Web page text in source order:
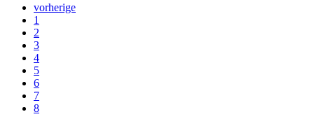
vorherige
1
2
3
4
5
6
7
8